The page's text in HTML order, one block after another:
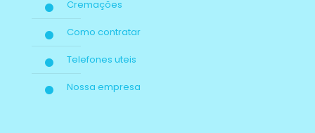
Cremações
Como contratar
Telefones uteis
Nossa empresa